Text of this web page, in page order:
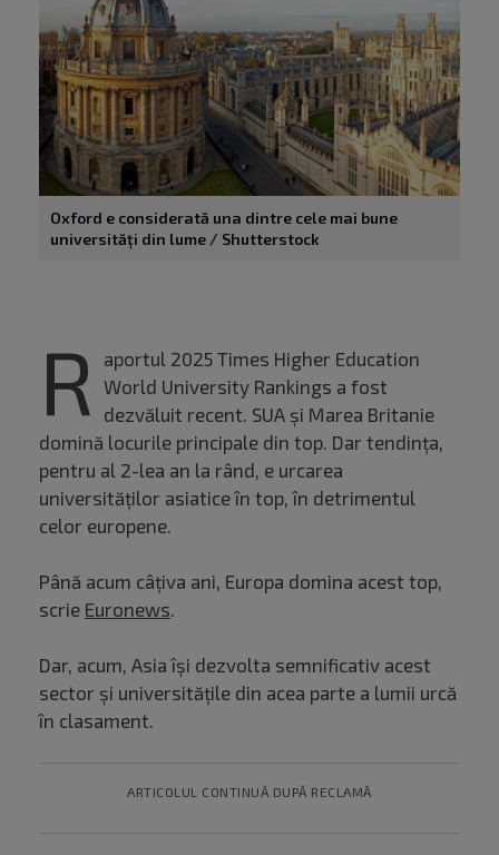
Oxford e considerată una dintre cele mai bune
universități din lume / Shutterstock
R
aportul 2025 Times Higher Education
World University Rankings a fost
dezvăluit recent. SUA și Marea Britanie
domină locurile principale din top. Dar tendința,
pentru al 2-lea an la rând, e urcarea
universităților asiatice în top, în detrimentul
celor europene.
Până acum câțiva ani, Europa domina acest top,
scrie Euronews.
Dar, acum, Asia își dezvolta semnificativ acest
sector și universitățile din acea parte a lumii urcă
în clasament.
ARTICOLUL CONTINUĂ DUPĂ RECLAMĂ